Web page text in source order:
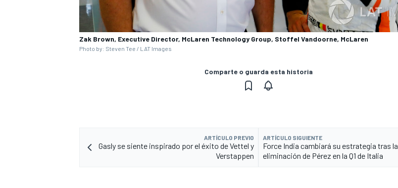
MÁS CATEGORÍAS
Zak Brown, Executive Director, McLaren Technology Group, Stoffel Vandoorne, McLaren
Photo by: Steven Tee / LAT Images
Comparte o guarda esta historia
ARTÍCULO PREVIO
Gasly se siente inspirado por el éxito de Vettel y
Verstappen
ARTÍCULO SIGUIENTE
Force India cambiará su estrategia tras la
eliminación de Pérez en la Q1 de Italia